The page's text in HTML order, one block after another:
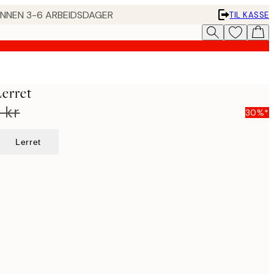
3-6 ARBEIDSDAGER TIL KASSE
kr
30%*
Lerret